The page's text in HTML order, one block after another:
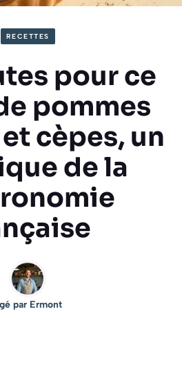
RECETTES
pour ce
pommes
cèpes, un
de la
par Ermont